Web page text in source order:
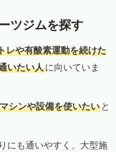
ツジムを探す
レや有酸素運動を続けた
いたい人に向いていま
シンや設備を使いたい と
にも通いやすく、大型施